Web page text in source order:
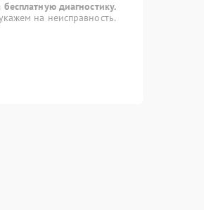
диагностику.
на неисправность.